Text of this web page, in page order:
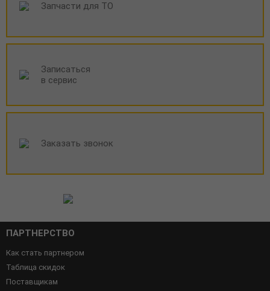
Запчасти для ТО
Записаться
в сервис
Заказать звонок
ПАРТНЕРСТВО
Как стать партнером
Таблица скидок
Поставщикам